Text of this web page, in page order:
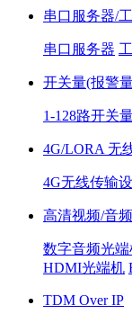
串口服务器/
串口服务器
开关量(报警
1-128路开关
4G/LORA 无
4G无线传输
高清视频/音
数字音频光端
HDMI光端机
TDM Over IP